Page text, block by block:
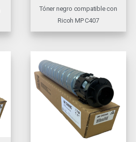
Tóner negro compatible con
Ricoh MP C407